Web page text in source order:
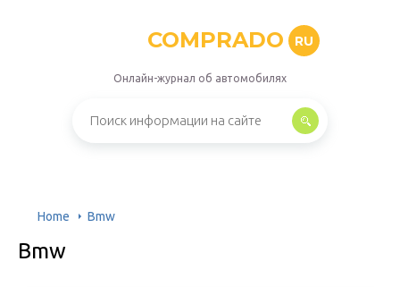
COMPRADO RU
Онлайн-журнал об автомобилях
Home Bmw
Bmw